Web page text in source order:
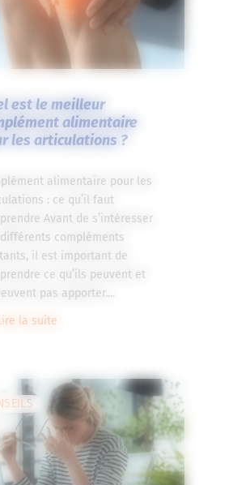
est le meilleur
alimentaire
les articulations ?
alimentaire pour les
: ce qu’il faut
Avant de s’intéresser
compléments
il est important de
ce qu’ils peuvent et
pas apporter....
la suite